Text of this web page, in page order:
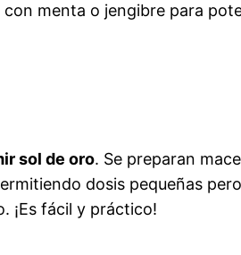
menta o jengibre para
sol de oro. Se preparan
dosis pequeñas
¡Es fácil y práctico!